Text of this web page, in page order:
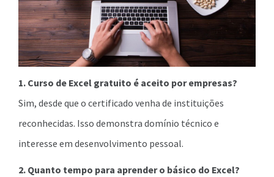
1. Curso de Excel gratuito é aceito por empresas?
Sim, desde que o certificado venha de instituições
reconhecidas. Isso demonstra domínio técnico e
interesse em desenvolvimento pessoal.
2. Quanto tempo para aprender o básico do Excel?